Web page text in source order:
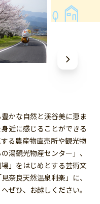
かな自然と渓谷美に恵ま
近に感じることができる
る農産物直売所や観光物
湯観光物産センター」、
」をはじめとする芸術文
奈良天然温泉利楽」に、
ぜひ、お越しください。